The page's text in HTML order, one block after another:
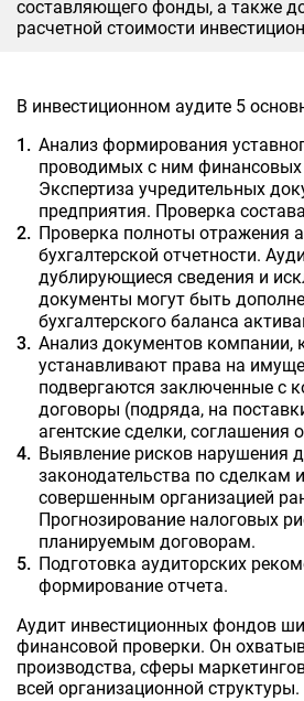
составляющего фонды, а также
расчетной стоимости
В инвестиционном аудите 5
Анализ формирования
проводимых с ним финансовых
Экспертиза учредительных
предприятия. Проверка
Проверка полноты отражения
бухгалтерской отчетности.
дублирующиеся сведения и
документы могут быть
бухгалтерского баланса
Анализ документов компании,
устанавливают права на
подвергаются заключенные с
договоры (подряда, на
агентские сделки, соглашения
Выявление рисков нарушения
законодательства по сделкам
совершенным организацией
Прогнозирование налоговых
планируемым договорам.
Подготовка аудиторских
формирование отчета.
Аудит инвестиционных фондов
финансовой проверки. Он
производства, сферы
всей организационной структуры.